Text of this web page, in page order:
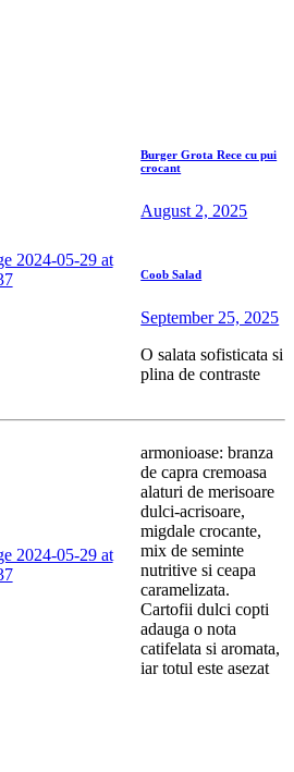
Burger Grota Rece cu pui
crocant
August 2, 2025
Coob Salad
September 25, 2025
O salata sofisticata si
plina de contraste
armonioase: branza
de capra cremoasa
alaturi de merisoare
dulci-acrisoare,
migdale crocante,
mix de seminte
nutritive si ceapa
caramelizata.
Cartofii dulci copti
adauga o nota
catifelata si aromata,
iar totul este asezat